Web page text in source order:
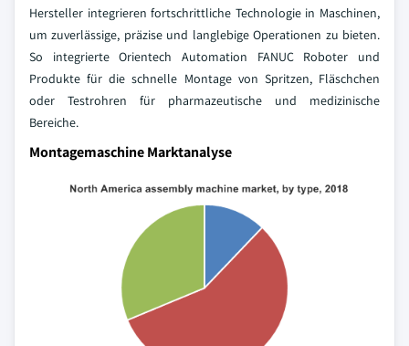
Hersteller integrieren fortschrittliche Technologie in Maschinen,
um zuverlässige, präzise und langlebige Operationen zu bieten.
So integrierte Orientech Automation FANUC Roboter und
Produkte für die schnelle Montage von Spritzen, Fläschchen
oder Testrohren für pharmazeutische und medizinische
Bereiche.
Montagemaschine Marktanalyse